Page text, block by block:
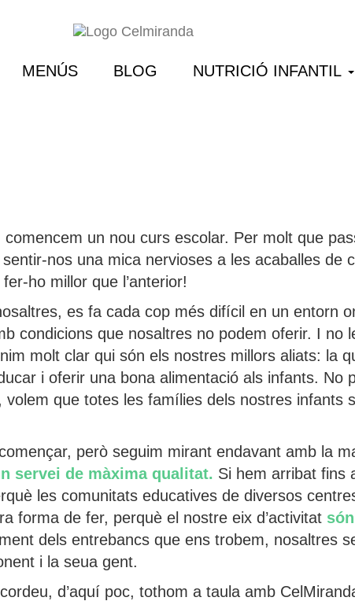
MENÚS BLOG NUTRICIÓ INFANTIL
un nou curs escolar. Per molt que
nos una mica nervioses a les acaballes de
ho millor que l’anterior!
es fa cada cop més difícil en un entorn
condicions que nosaltres no podem oferir. I no
molt clar qui són els nostres millors aliats: la
i oferir una bona alimentació als infants.
que totes les famílies dels nostres infants
però seguim mirant endavant amb la
servei de màxima qualitat. Si hem arribat fins
les comunitats educatives de diversos
forma de fer, perquè el nostre eix d’activitat
dels entrebancs que ens trobem, nosaltres
i la seua gent.
d’aquí poc, tothom a taula amb